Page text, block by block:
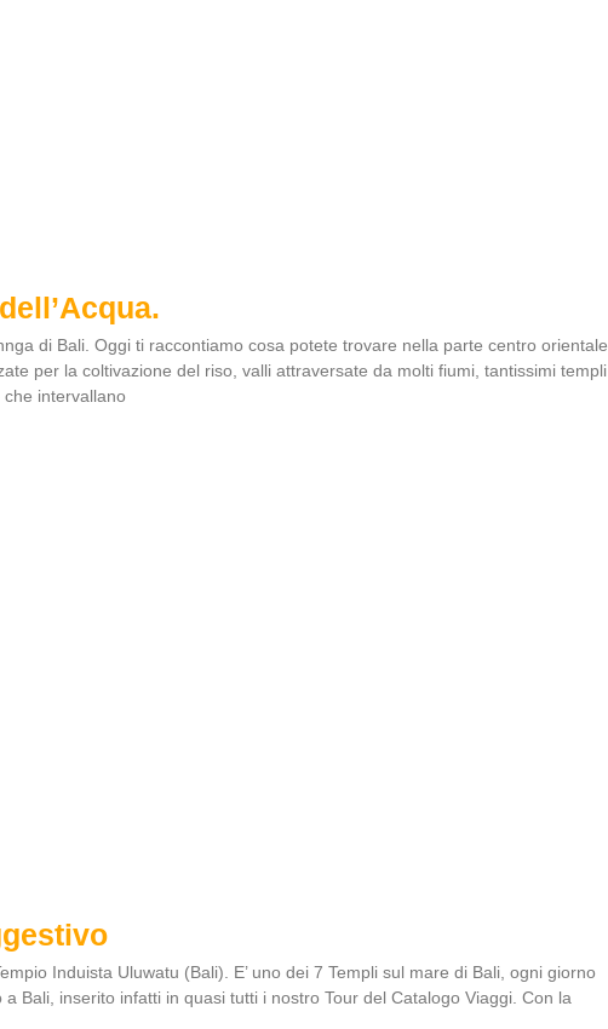
di Bali. Oggi ti raccontiamo cosa potete trovare nella parte centro orientale
per la coltivazione del riso, valli attraversate da molti fiumi, tantissimi templi
intervallano
Induista Uluwatu (Bali). E’ uno dei 7 Templi sul mare di Bali, ogni giorno
Bali, inserito infatti in quasi tutti i nostro Tour del Catalogo Viaggi. Con la